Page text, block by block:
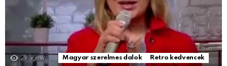
2k Views Magyar szerelmes dalok Retro kedvencek